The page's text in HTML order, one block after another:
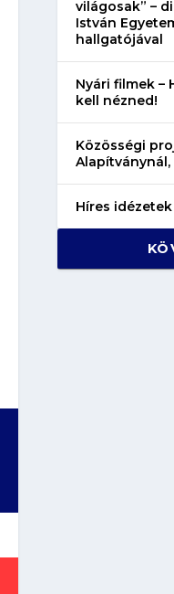
világosak” –
István
hallgatójával
Nyári filmek –
kell nézned!
Közösségi
Híres